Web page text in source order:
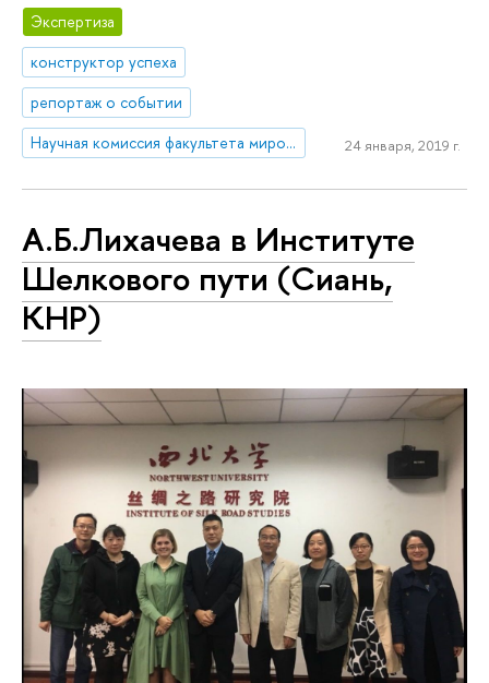
Экспертиза
конструктор успеха
репортаж о событии
Научная комиссия факультета мировой экономики и мировой политики
24 января, 2019 г.
А.Б.Лихачева в Институте
Шелкового пути (Сиань,
КНР)